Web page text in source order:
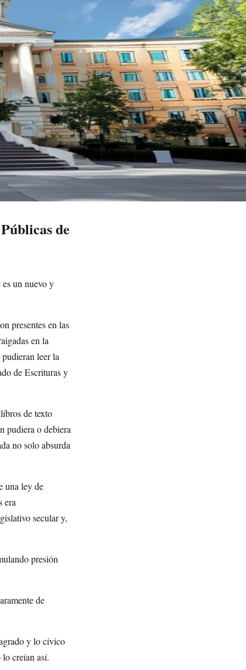
de
un nuevo y
presentes en las
en la
leer la
de Escrituras y
de texto
pudiera o debiera
no solo absurda
una ley de
era
secular y,
presión
de
y lo cívico
creían así.